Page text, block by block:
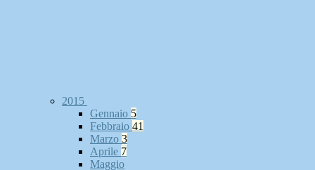
2015
Gennaio 5
Febbraio 41
Marzo 3
Aprile 7
Maggio